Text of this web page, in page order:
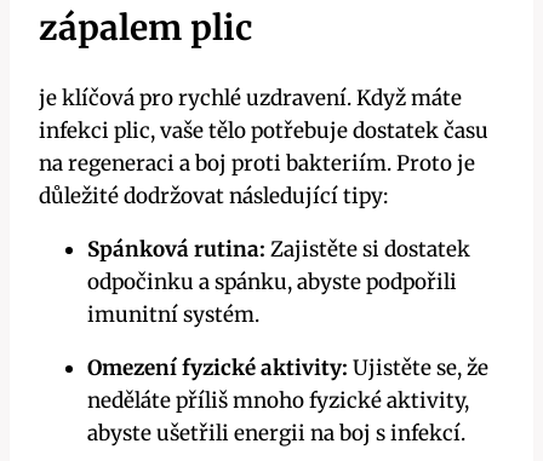
zápalem plic
je klíčová pro rychlé uzdravení. Když máte
infekci plic, vaše tělo potřebuje dostatek času
na regeneraci a boj proti bakteriím. Proto je
důležité dodržovat následující tipy:
Spánková rutina: Zajistěte si dostatek
odpočinku a spánku, abyste podpořili
imunitní systém.
Omezení fyzické aktivity: Ujistěte se, že
neděláte příliš mnoho fyzické aktivity,
abyste ušetřili energii na boj s infekcí.